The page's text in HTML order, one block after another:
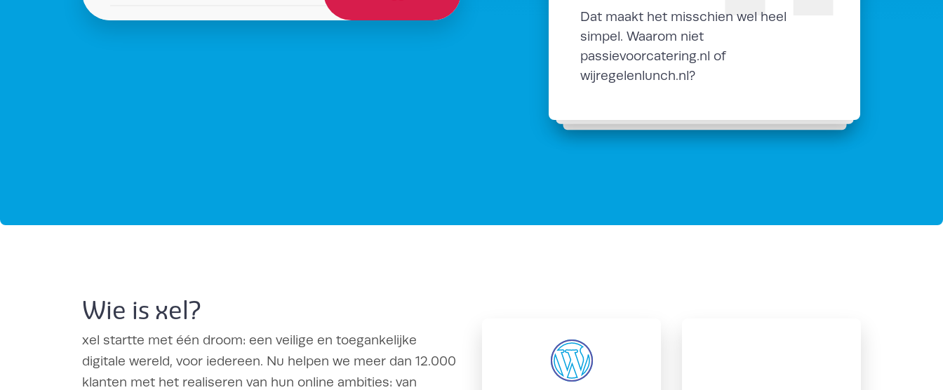
Dat maakt het misschien wel heel
simpel. Waarom niet
passievoorcatering.nl of
wijregelenlunch.nl?
Wie is xel?
xel startte met één droom: een veilige en toegankelijke
digitale wereld, voor iedereen. Nu helpen we meer dan 12.000
klanten met het realiseren van hun online ambities: van